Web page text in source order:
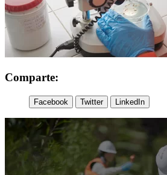
Comparte:
Facebook Twitter LinkedIn